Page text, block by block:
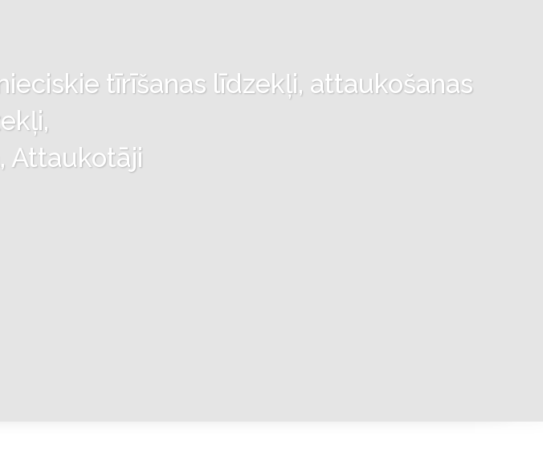
tīrīšanas līdzekļi, attaukošanas
Attaukotāji